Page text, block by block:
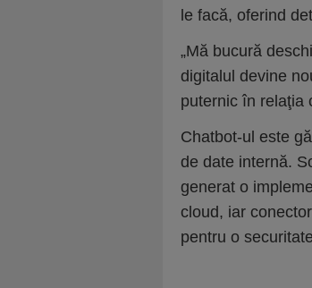
le facă, oferind
„Mă bucură
digitalul devine
puternic în relaţia
Chatbot-ul este
de date internă.
generat o
cloud, iar
pentru o